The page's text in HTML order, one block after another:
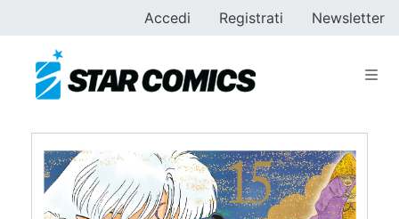
Accedi Registrati Newsletter